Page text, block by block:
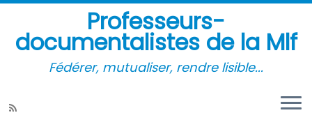
Professeurs-
documentalistes de la Mlf
Fédérer, mutualiser, rendre lisible...